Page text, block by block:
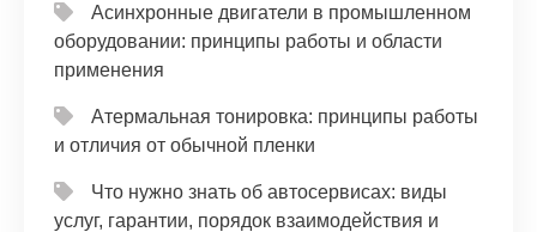
Асинхронные двигатели в промышленном
оборудовании: принципы работы и области
применения
Атермальная тонировка: принципы работы
и отличия от обычной пленки
Что нужно знать об автосервисах: виды
услуг, гарантии, порядок взаимодействия и